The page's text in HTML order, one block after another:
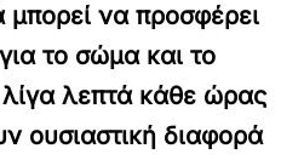
να προσφέρει
το σώμα και το
λεπτά κάθε ώρας
ουσιαστική διαφορά